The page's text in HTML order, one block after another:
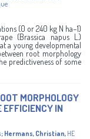
(0 or 240 kg N ha−1)
(Brassica napus L.)
a young developmental
root morphology
predictiveness of some
MORPHOLOGY
EFFICIENCY IN
; Hermans, Christian, HE